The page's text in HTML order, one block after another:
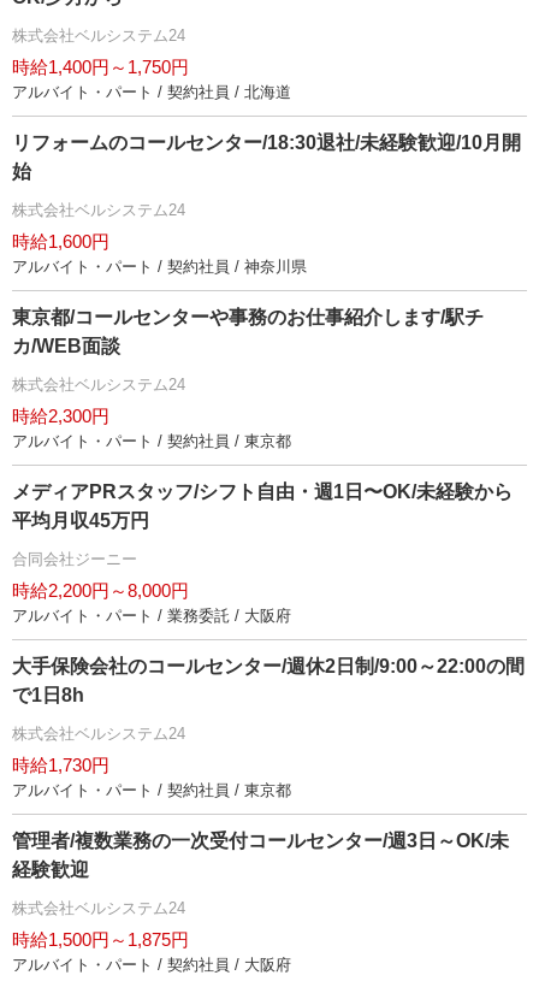
株式会社ベルシステム24
時給1,400円～1,750円
アルバイト・パート / 契約社員 / 北海道
リフォームのコールセンター/18:30退社/未経験歓迎/10月開
始
株式会社ベルシステム24
時給1,600円
アルバイト・パート / 契約社員 / 神奈川県
東京都/コールセンターや事務のお仕事紹介します/駅チ
カ/WEB面談
株式会社ベルシステム24
時給2,300円
アルバイト・パート / 契約社員 / 東京都
メディアPRスタッフ/シフト自由・週1日〜OK/未経験から
平均月収45万円
合同会社ジーニー
時給2,200円～8,000円
アルバイト・パート / 業務委託 / 大阪府
大手保険会社のコールセンター/週休2日制/9:00～22:00の間
で1日8h
株式会社ベルシステム24
時給1,730円
アルバイト・パート / 契約社員 / 東京都
管理者/複数業務の一次受付コールセンター/週3日～OK/未
経験歓迎
株式会社ベルシステム24
時給1,500円～1,875円
アルバイト・パート / 契約社員 / 大阪府